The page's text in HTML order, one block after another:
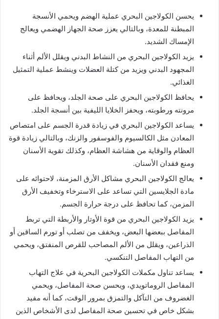
يحسن الكولاجين البحري عملية الهضم ويحمي الأنسجة
المبطنة للمعدة، وبالتالي يعزز صحة الجهاز الهضمي ويعالج
الإمساك الشديد.
يزيد الكولاجين البحري من النشاط البدني ويقلل الألم أثناء
المجهود البدني ويزيد من كتلة العضلات وينشط عملية التمثيل
الغذائي.
يحافظ الكولاجين البحري على صحة الجلد، ويحافظ على
مرونته ورطوبته، ويحفز الخلايا الليفية بين أنسجة الجلد.
يساعد الكولاجين البحري في زيادة قدرة الجسم على امتصاص
المعادن مثل الكالسيوم والفوسفور والزنك، وبالتالي زيادة قوة
العظام والوقاية من هشاشة العظام، وكذلك تقوية الأسنان
ومنع فقدان الأسنان.
يعالج الكولاجين البحري مشاكل الأرق المزمنة، لاحتوائه على
مادة الجلايسين التي تساعد على الاسترخاء وتخفيف الأرق
المزمن، كما تحافظ على درجة حرارة الجسم.
يزيد الكولاجين البحري من قوة الأوتار والأربطة التي تربط
المفاصل ببعضها البعض، ويخفف من تصلب أو تورم الساقين أو
الذراعين، ويقلل من الألم المصاحب للقرص المنفتق، ويحمي
من التهاب المفاصل التنكسي.
يساعد تناول مكملات الكولاجين البحرية في علاج التهاب
المفاصل الروماتويدي، ويحسن صحة المفاصل، ويحمي
الغضروف من التآكل والتمزق بمرور الوقت، كما أنه مفيد
بشكل خاص في تحسين صحة المفاصل لدى الأشخاص الذين